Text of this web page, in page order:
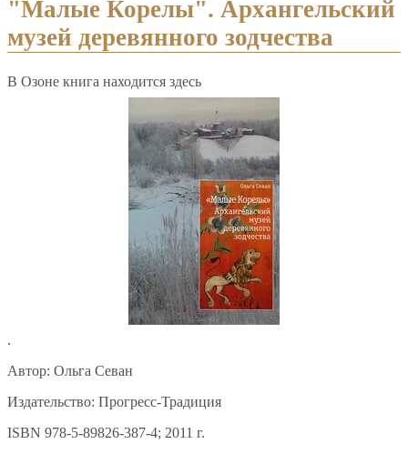
"Малые Корелы". Архангельский
музей деревянного зодчества
В Озоне книга находится здесь
.
Автор: Ольга Севан
Издательство: Прогресс-Традиция
ISBN 978-5-89826-387-4; 2011 г.